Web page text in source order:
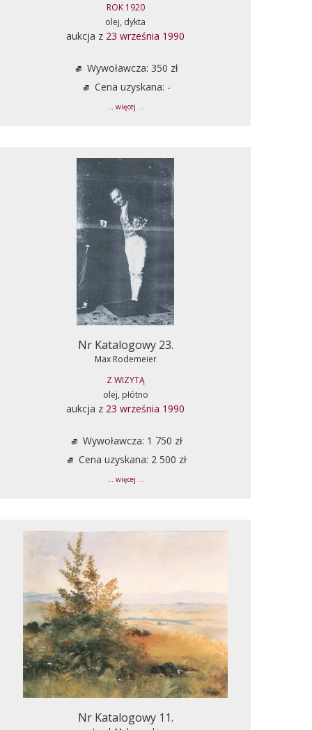
ROK 1920
olej, dykta
aukcja z 23 września 1990
Wywoławcza: 350 zł
Cena uzyskana: -
... więcej ...
Nr Katalogowy 23.
Max Rodemeier
Z WIZYTĄ
olej, płótno
aukcja z 23 września 1990
Wywoławcza: 1 750 zł
Cena uzyskana: 2 500 zł
... więcej ...
Nr Katalogowy 11.